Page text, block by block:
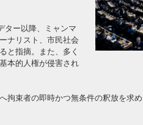
ター以降、ミャンマ
ナリスト、市民社会
と指摘。また、多く
本的人権が侵害され
拘束者の即時かつ無条件の釈放を求